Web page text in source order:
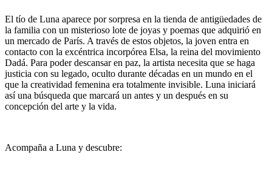
El tío de Luna aparece por sorpresa en la tienda de antigüedades de
la familia con un misterioso lote de joyas y poemas que adquirió en
un mercado de París. A través de estos objetos, la joven entra en
contacto con la excéntrica incorpórea Elsa, la reina del movimiento
Dadá. Para poder descansar en paz, la artista necesita que se haga
justicia con su legado, oculto durante décadas en un mundo en el
que la creatividad femenina era totalmente invisible. Luna iniciará
así una búsqueda que marcará un antes y un después en su
concepción del arte y la vida.
Acompaña a Luna y descubre: